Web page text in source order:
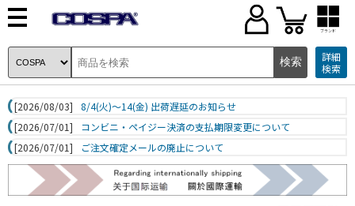
ブランド
詳細
検索
[2026/08/03]
8/4(火)～14(金) 出荷遅延のお知らせ
[2026/07/01]
コンビニ・ペイジー決済の支払期限変更について
[2026/07/01]
ご注文確定メールの廃止について